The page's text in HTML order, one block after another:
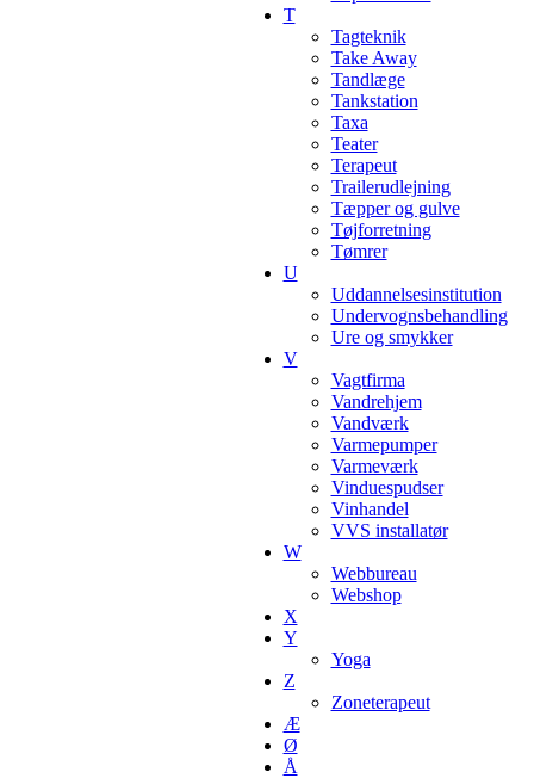
T
Tagteknik
Take Away
Tandlæge
Tankstation
Taxa
Teater
Terapeut
Trailerudlejning
Tæpper og gulve
Tøjforretning
Tømrer
U
Uddannelsesinstitution
Undervognsbehandling
Ure og smykker
V
Vagtfirma
Vandrehjem
Vandværk
Varmepumper
Varmeværk
Vinduespudser
Vinhandel
VVS installatør
W
Webbureau
Webshop
X
Y
Yoga
Z
Zoneterapeut
Æ
Ø
Å